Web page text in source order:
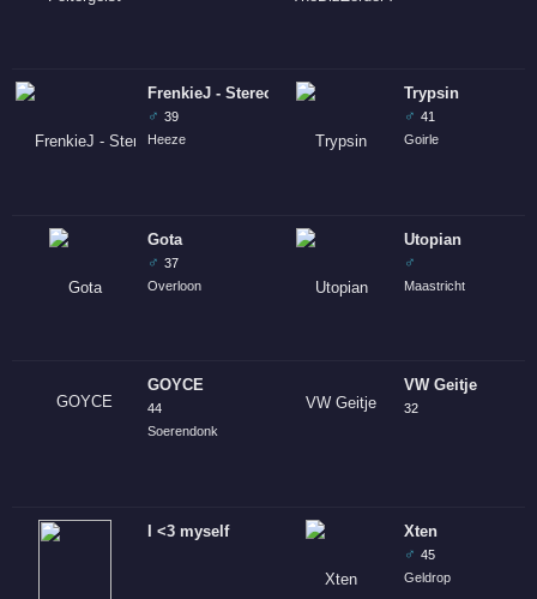
FrenkieJ - StereoX
♂ 39
Heeze
Gota
♂ 37
Overloon
GOYCE
44
Soerendonk
I <3 myself
Trypsin
♂ 41
Goirle
Utopian
♂
Maastricht
VW Geitje
32
Xten
♂ 45
Geldrop